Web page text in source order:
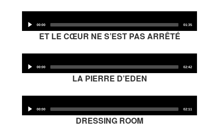
Player
00:00 01:35
ET LE CŒUR NE S’EST PAS ARRÊTÉ
Player
00:00 02:42
LA PIERRE D’EDEN
Player
00:00 02:11
DRESSING ROOM